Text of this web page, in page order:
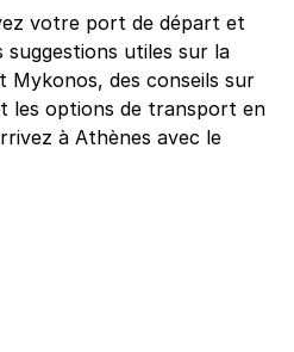
votre port de départ et
utiles sur la
des conseils sur
les options de transport en
à Athènes avec le